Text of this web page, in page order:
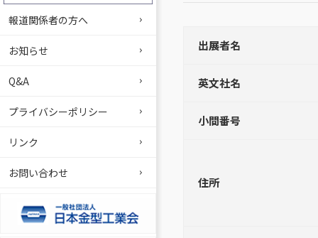
報道関係者の方へ
お知らせ
Q&A
プライバシーポリシー
リンク
お問い合わせ
出展者名
英文社名
小間番号
住所